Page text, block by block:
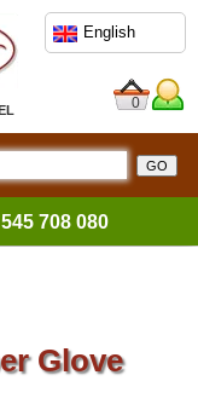
English
0
708 080
Glove